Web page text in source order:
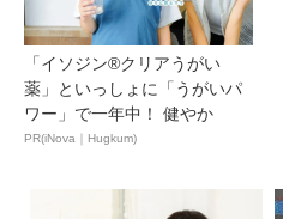
「イソジン®クリアうがい
薬」といっしょに「うがいパ
ワー」で一年中！ 健やか
PR(iNova｜Hugkum)